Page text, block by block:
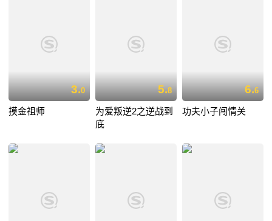
3.0
摸金祖师
5.8
为爱叛逆2之逆战到
底
6.6
功夫小子闯情关